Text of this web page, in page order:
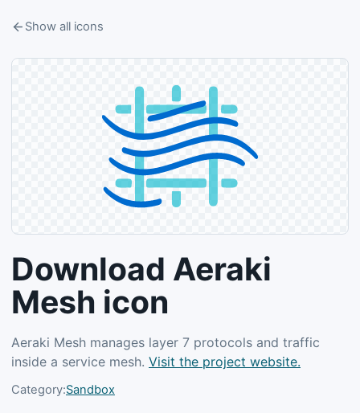
Show all icons
Download Aeraki
Mesh icon
Aeraki Mesh manages layer 7 protocols and traffic
inside a service mesh. Visit the project website.
Category:Sandbox